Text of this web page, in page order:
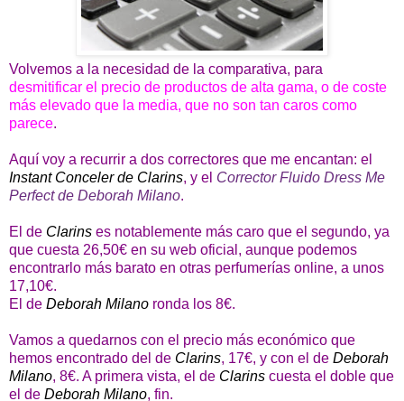
Volvemos a la necesidad de la comparativa, para
desmitificar el precio de productos de alta gama, o de coste
más elevado que la media, que no son tan caros como
parece.
Aquí voy a recurrir a dos correctores que me encantan: el
Instant Conceler de Clarins, y el Corrector Fluido Dress Me
Perfect de Deborah Milano.
El de Clarins es notablemente más caro que el segundo, ya
que cuesta 26,50€ en su web oficial, aunque podemos
encontrarlo más barato en otras perfumerías online, a unos
17,10€.
El de Deborah Milano ronda los 8€.
Vamos a quedarnos con el precio más económico que
hemos encontrado del de Clarins, 17€, y con el de Deborah
Milano, 8€. A primera vista, el de Clarins cuesta el doble que
el de Deborah Milano, fin.